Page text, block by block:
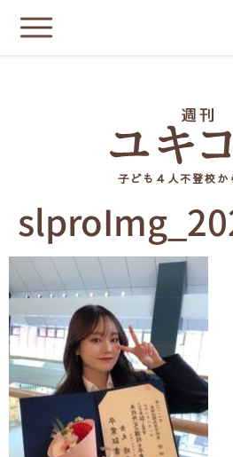
子ども４人不登校か